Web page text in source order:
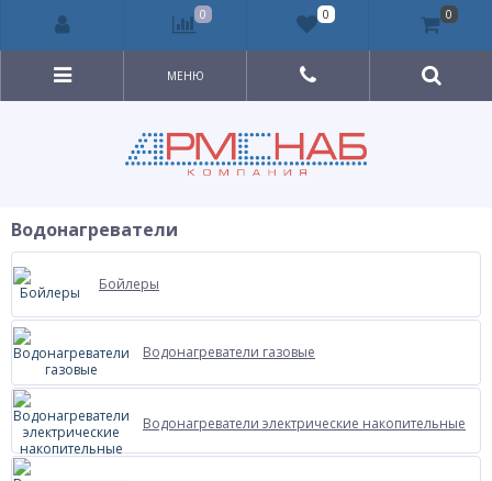
МЕНЮ
Водонагреватели
Бойлеры
Водонагреватели газовые
Водонагреватели электрические накопительные
0 0 0